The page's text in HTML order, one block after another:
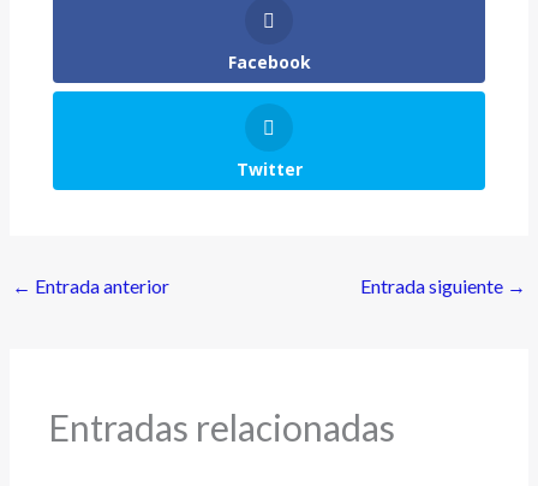
Facebook
Twitter
← Entrada anterior Entrada siguiente →
Entradas relacionadas